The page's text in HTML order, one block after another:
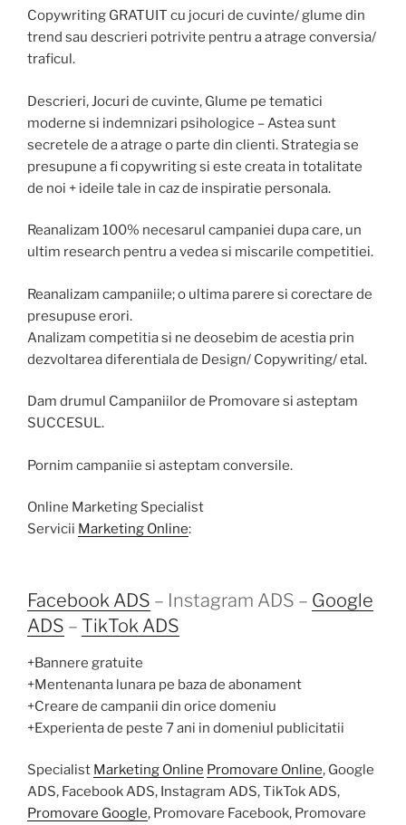
Copywriting GRATUIT cu jocuri de cuvinte/ glume din
trend sau descrieri potrivite pentru a atrage conversia/
traficul.
Descrieri, Jocuri de cuvinte, Glume pe tematici
moderne si indemnizari psihologice – Astea sunt
secretele de a atrage o parte din clienti. Strategia se
presupune a fi copywriting si este creata in totalitate
de noi + ideile tale in caz de inspiratie personala.
Reanalizam 100% necesarul campaniei dupa care, un
ultim research pentru a vedea si miscarile competitiei.
Reanalizam campaniile; o ultima parere si corectare de
presupuse erori.
Analizam competitia si ne deosebim de acestia prin
dezvoltarea diferentiala de Design/ Copywriting/ etal.
Dam drumul Campaniilor de Promovare si asteptam
SUCCESUL.
Pornim campaniie si asteptam conversile.
Online Marketing Specialist
Servicii Marketing Online:
Facebook ADS – Instagram ADS – Google
ADS – TikTok ADS
+Bannere gratuite
+Mentenanta lunara pe baza de abonament
+Creare de campanii din orice domeniu
+Experienta de peste 7 ani in domeniul publicitatii
Specialist Marketing Online Promovare Online, Google
ADS, Facebook ADS, Instagram ADS, TikTok ADS,
Promovare Google, Promovare Facebook, Promovare